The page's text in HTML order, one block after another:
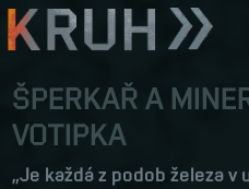
ŠPERKAŘ A
VOTIPKA
„Je každá z podob železa v